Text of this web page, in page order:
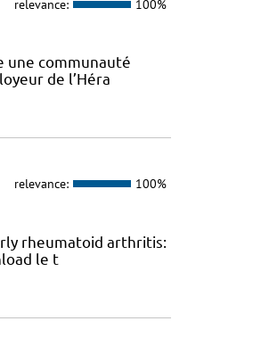
relevance: 100%
une communauté
de l’Héra
relevance: 100%
rheumatoid arthritis:
le t